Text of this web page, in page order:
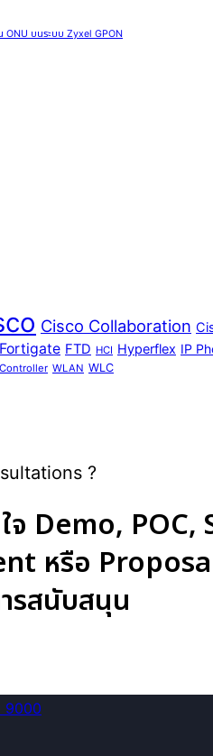
ONU บนระบบ Zyxel GPON
Cisco Collaboration
Fortigate FTD HCI Hyperflex IP
WLAN WLC
?
จ Demo, POC,
หรือ
รสนับสนุน
9000